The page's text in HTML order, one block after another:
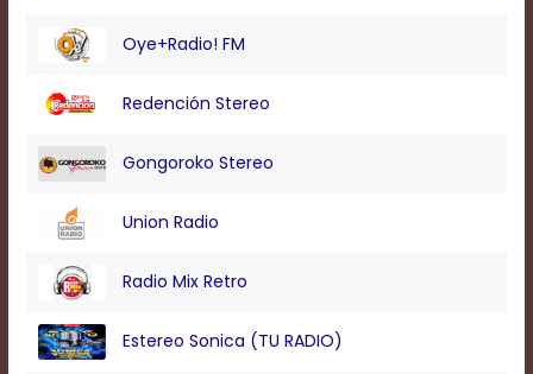
Oye+Radio! FM
Redención Stereo
Gongoroko Stereo
Union Radio
Radio Mix Retro
Estereo Sonica (TU RADIO)